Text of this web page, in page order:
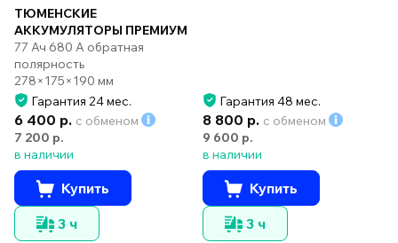
ТЮМЕНСКИЕ
АККУМУЛЯТОРЫ ПРЕМИУМ
77 Ач 680 А обратная
полярность
278×175×190 мм
Гарантия 24 мес.
6 400 р. с обменом
7 200 р.
в наличии
Купить
3 ч
Гарантия 48 мес.
8 800 р. с обменом
9 600 р.
в наличии
Купить
3 ч